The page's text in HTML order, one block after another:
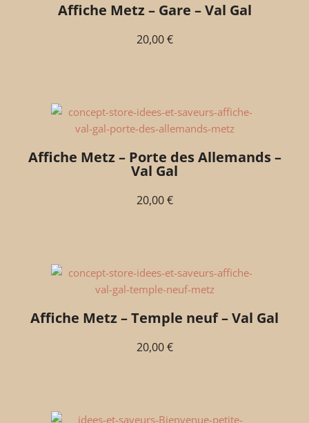
Affiche Metz – Gare – Val Gal
20,00€
Affiche Metz – Porte des Allemands –
Val Gal
20,00€
Affiche Metz – Temple neuf – Val Gal
20,00€